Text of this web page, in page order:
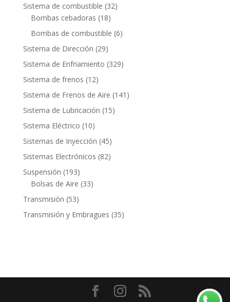
Sistema de combustible 3232
Bombas cebadoras 1818
productos
Bombas de combustible 66
Sistema de Dirección 2929
productos
Sistema de Enfriamiento 329329
Sistema de frenos 1212
productos
Sistema de Frenos de Aire 141 141
Sistema de Lubricación 1515
Sistema Eléctrico 1010
productos
Sistemas de Inyección 4545
productos
Sistemas Electrónicos 8282
Suspensión 193193
productos
Bolsas de Aire 3333
Transmisión 5353
productos
Transmisión y Embragues 3535